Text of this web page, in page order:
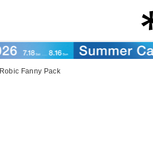
Robic Fanny Pack